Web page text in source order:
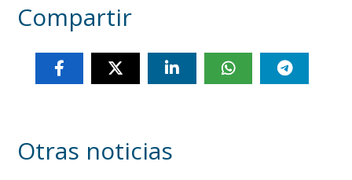
Compartir
Otras noticias